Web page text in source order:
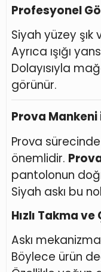
Profesyonel
Siyah yüzey
Ayrıca ışığı
Dolayısıyla
görünür.
Prova Mankeni
Prova
önemlidir.
pantolonun
Siyah askı bu
Hızlı Takma ve
Askı
Böylece ürün